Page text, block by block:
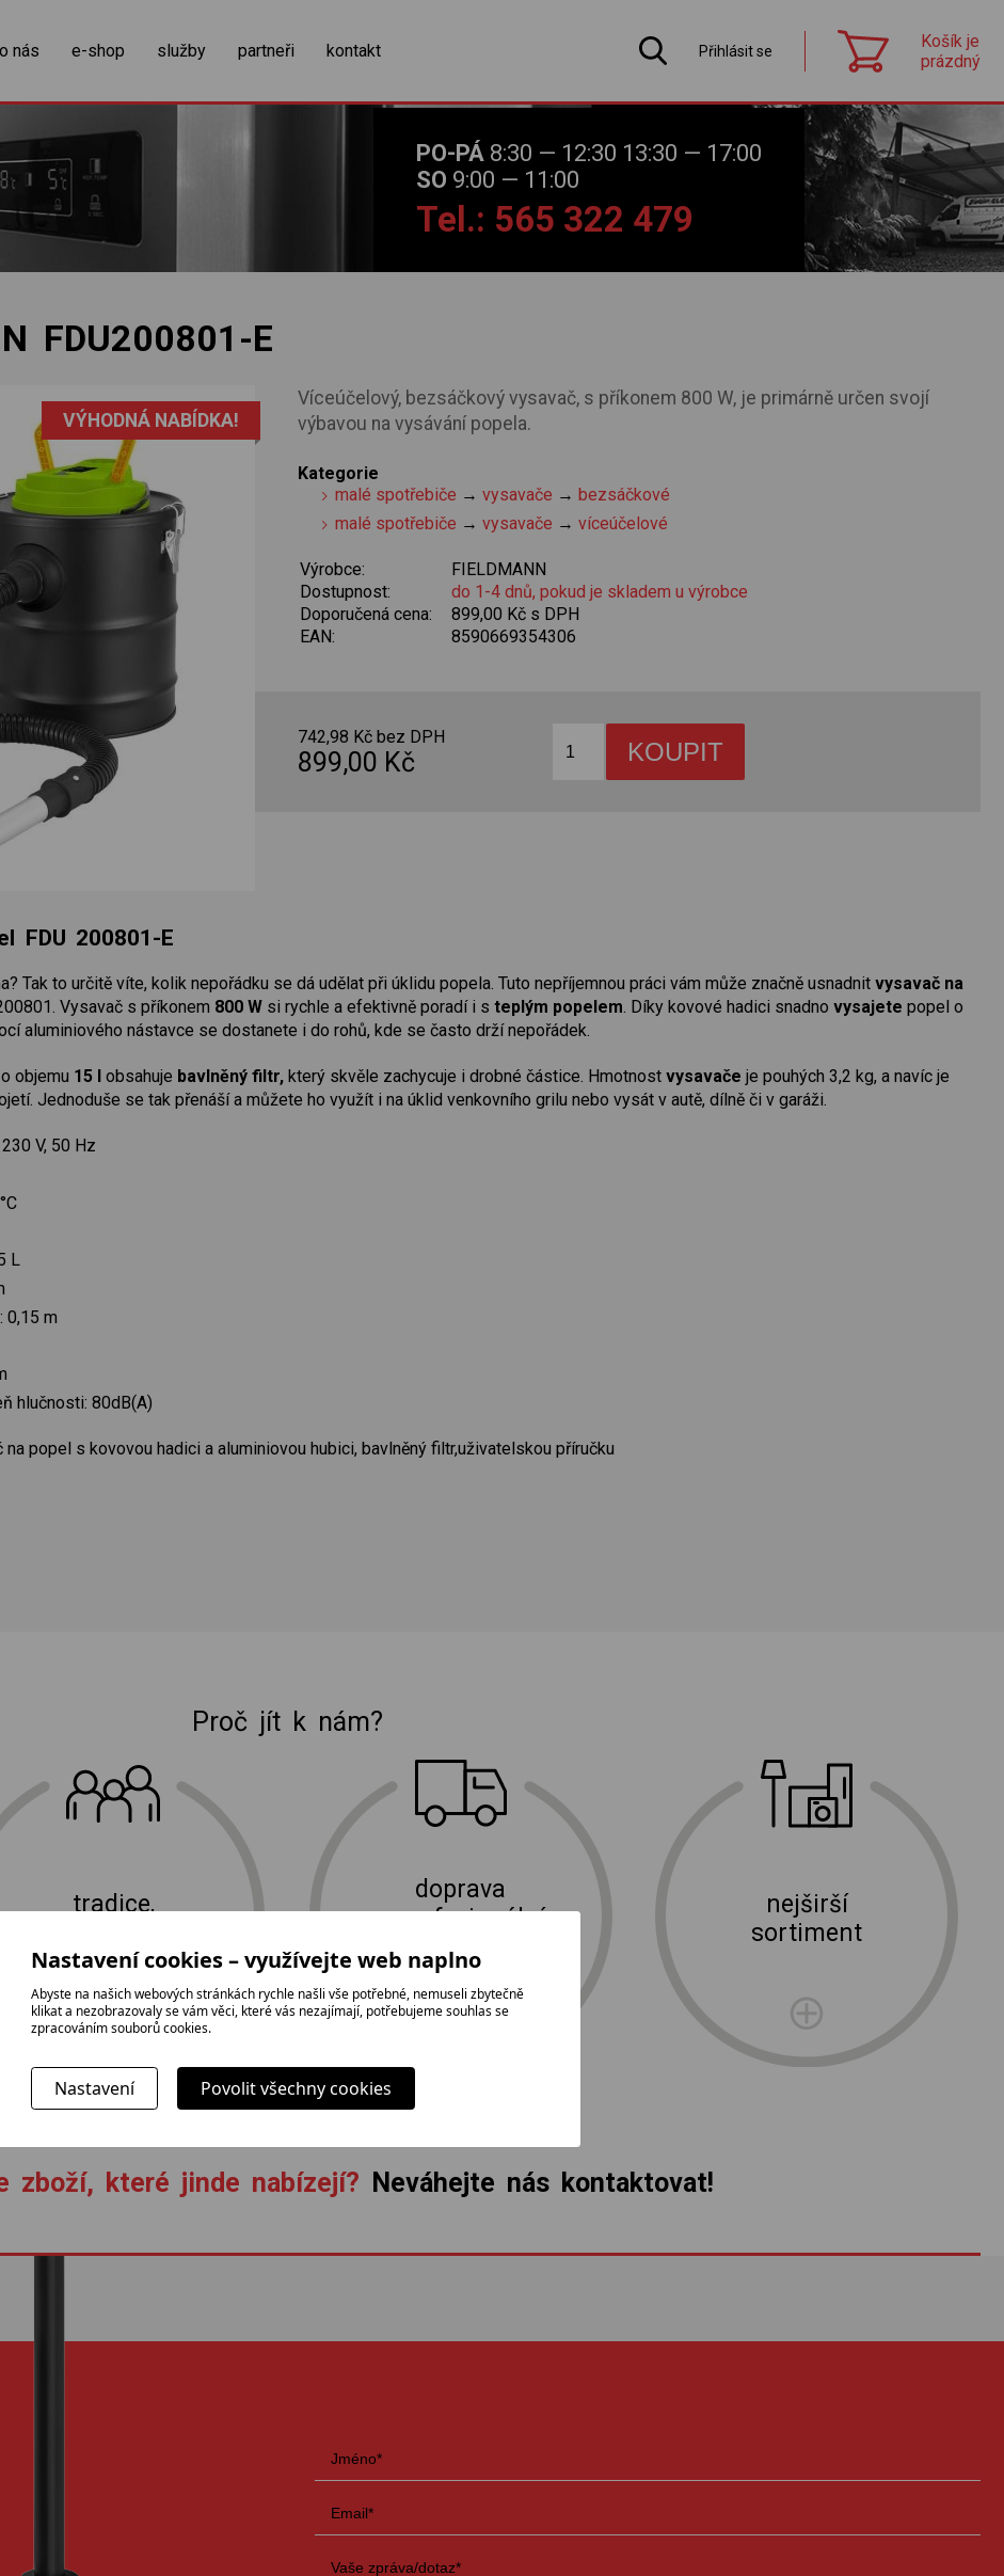
o nás e-shop služby partneři kontakt Přihlásit se
Košík je
prázdný
zobrazit obsah košíku
PO-PÁ 8:30 — 12:30 13:30 — 17:00
SO 9:00 — 11:00
Tel.: 565 322 479
FDU200801-E
Víceúčelový, bezsáčkový vysavač, s příkonem 800 W, je primárně určen svojí
výbavou na vysávání popela.
Kategorie
malé spotřebiče →vysavače →bezsáčkové
malé spotřebiče →vysavače →víceúčelové
Výrobce:
FIELDMANN
Dostupnost:
do 1-4 dnů, pokud je skladem u výrobce
Doporučená cena:
899,00 Kč s DPH
EAN:
8590669354306
742,98 Kč bez DPH
899,00 Kč
VÝHODNÁ NABÍDKA!
FDU 200801-E
Tak to určitě víte, kolik nepořádku se dá udělat při úklidu popela. Tuto nepříjemnou práci vám může značně usnadnit vysavač na
Vysavač s příkonem 800 W si rychle a efektivně poradí i s teplým popelem. Díky kovové hadici snadno vysajete popel o
aluminiového nástavce se dostanete i do rohů, kde se často drží nepořádek.
objemu 15 l obsahuje bavlněný filtr, který skvěle zachycuje i drobné částice. Hmotnost vysavače je pouhých 3,2 kg, a navíc je
Jednoduše se tak přenáší a můžete ho využít i na úklid venkovního grilu nebo vysát v autě, dílně či v garáži.
V, 50 Hz
L
0,15 m
hlučnosti: 80dB(A)
na popel s kovovou hadici a aluminiovou hubici, bavlněný filtr,uživatelskou příručku
Proč jít k nám?
tradice,
doprava
a profesionální
instalace zdarma
nejširší
sortiment
E-shop Elektro Burian
zboží, které jinde nabízejí? Neváhejte nás kontaktovat!
Nastavení cookies – využívejte web naplno
Abyste na našich webových stránkách rychle našli vše potřebné, nemuseli zbytečně
klikat a nezobrazovaly se vám věci, které vás nezajímají, potřebujeme souhlas se
zpracováním souborů cookies.
Nastavení Povolit všechny cookies